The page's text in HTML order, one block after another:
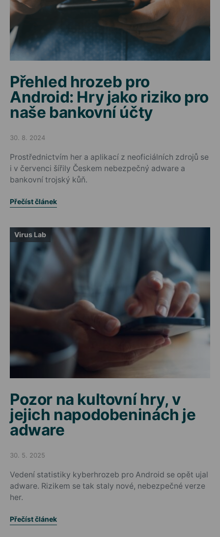
Přehled hrozeb pro
Android: Hry jako riziko pro
naše bankovní účty
Posted on
30. 8. 2024
Prostřednictvím her a aplikací z neoficiálních zdrojů se
i v červenci šířily Českem nebezpečný adware a
bankovní trojský kůň.
Přečíst článek
Virus Lab
Pozor na kultovní hry, v
jejich napodobeninách je
adware
Posted on
30. 5. 2025
Vedení statistiky kyberhrozeb pro Android se opět ujal
adware. Rizikem se tak staly nové, nebezpečné verze
her.
Přečíst článek